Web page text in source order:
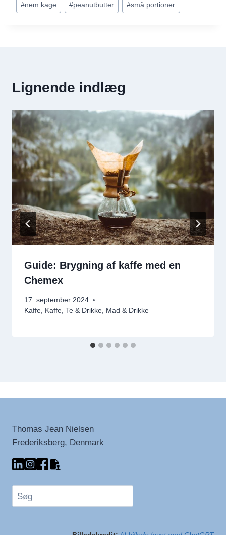
#nem kage #peanutbutter #små portioner
Lignende indlæg
Guide: Brygning af kaffe med en
Chemex
17. september 2024
Kaffe, Kaffe, Te & Drikke, Mad & Drikke
Thomas Jean Nielsen
Frederiksberg, Denmark
Søg